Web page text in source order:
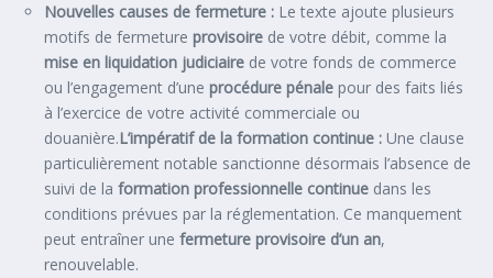
Nouvelles causes de fermeture : Le texte ajoute plusieurs
motifs de fermeture provisoire de votre débit, comme la
mise en liquidation judiciaire de votre fonds de commerce
ou l’engagement d’une procédure pénale pour des faits liés
à l’exercice de votre activité commerciale ou
douanière.L’impératif de la formation continue : Une clause
particulièrement notable sanctionne désormais l’absence de
suivi de la formation professionnelle continue dans les
conditions prévues par la réglementation. Ce manquement
peut entraîner une fermeture provisoire d’un an,
renouvelable.